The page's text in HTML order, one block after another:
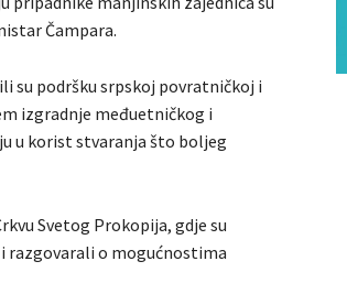
Čampara.
su podršku srpskoj povratničkoj i
izgradnje međuetničkog i
u korist stvaranja što boljeg
Svetog Prokopija, gdje su
razgovarali o mogućnostima